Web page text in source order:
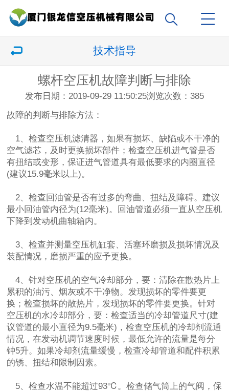
技术指导
螺杆空压机故障判断与排除
发布日期：2019-09-29 11:50:25浏览次数： 385
故障的判断与排除方法：
1、检查空压机滤清器，如果有损坏、缺陷或不干净的
空气滤芯，及时更换损坏部件；检查空压机进气管是否
有扭结或变形，保证进气管道具有最低要求的内圈直径
(建议15.9毫米以上)。
2、检查回油管是否有过多的弯曲、扭结及障碍。建议
最小回油管内径为(12毫米)。回油管道必须一直从空压机
下降到发动机曲轴箱内。
3、检查并测量空压机缸套、活塞环磨损及损坏情况及
装配情况，磨损严重的应予更换。
4、针对空压机的空气冷却部分，要：清除在散热片上
累积的油污、烟灰或不干净物。发现损坏的零件要更
换；检查损坏的散热片，发现损坏的零件要更换。针对
空压机的水冷却部分，要：检查适当的冷却管道尺寸(建
议管道的最小直径为9.5毫米)，检查空压机的冷却剂流通
情况，在发动机调节速度时候，最低允许的流量是每分
钟5升。如果冷却剂流量缓慢，检查冷却管道和配件积累
的锈、扭结和限制因素。
5、检查水温不能超过93℃。检查储气筒上的气阀，保